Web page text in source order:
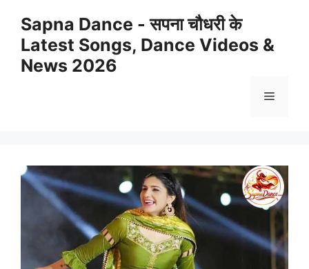
content
Sapna Dance - सपना चौधरी के
Latest Songs, Dance Videos &
News 2026
Menu